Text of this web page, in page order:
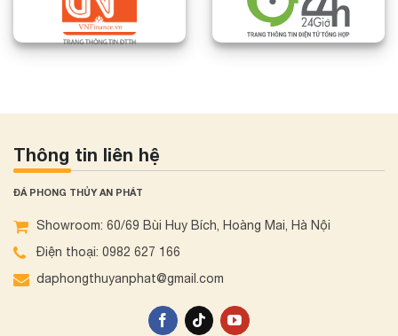
Thông tin liên hệ
ĐÁ PHONG THỦY AN PHÁT
Showroom: 60/69 Bùi Huy Bích, Hoàng Mai, Hà Nội
Điện thoại: 0982 627 166
daphongthuyanphat@gmail.com